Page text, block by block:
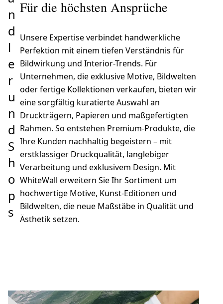
n
d
l
e
r
u
n
d
S
h
o
p
s
Für die höchsten Ansprüche
Unsere Expertise verbindet handwerkliche
Perfektion mit einem tiefen Verständnis für
Bildwirkung und Interior-Trends. Für
Unternehmen, die exklusive Motive, Bildwelten
oder fertige Kollektionen verkaufen, bieten wir
eine sorgfältig kuratierte Auswahl an
Druckträgern, Papieren und maßgefertigten
Rahmen. So entstehen Premium-Produkte, die
Ihre Kunden nachhaltig begeistern – mit
erstklassiger Druckqualität, langlebiger
Verarbeitung und exklusivem Design. Mit
WhiteWall erweitern Sie Ihr Sortiment um
hochwertige Motive, Kunst-Editionen und
Bildwelten, die neue Maßstäbe in Qualität und
Ästhetik setzen.